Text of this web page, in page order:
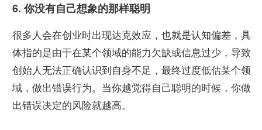
6. 你没有自己想象的那样聪明
很多人会在创业时出现达克效应，也就是认知偏差，具
体指的是由于在某个领域的能力欠缺或信息过少，导致
创始人无法正确认识到自身不足，最终过度低估某个领
域，做出错误行为。当你越觉得自己聪明的时候，你做
出错误决定的风险就越高。